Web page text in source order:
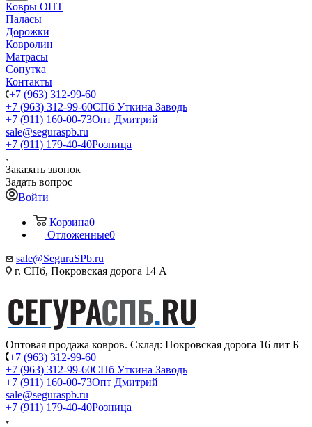
Ковры ОПТ
Паласы
Дорожки
Ковролин
Матрасы
Сопутка
Контакты
+7 (963) 312-99-60
+7 (963) 312-99-60СПб Уткина Заводь
+7 (911) 160-00-73Опт Дмитрий
sale@seguraspb.ru
+7 (911) 179-40-40Розница
Заказать звонок
Задать вопрос
Войти
Корзина0
Отложенные0
sale@SeguraSPb.ru
г. СПб, Покровская дорога 14 А
Оптовая продажа ковров. Склад: Покровская дорога 16 лит Б
+7 (963) 312-99-60
+7 (963) 312-99-60СПб Уткина Заводь
+7 (911) 160-00-73Опт Дмитрий
sale@seguraspb.ru
+7 (911) 179-40-40Розница